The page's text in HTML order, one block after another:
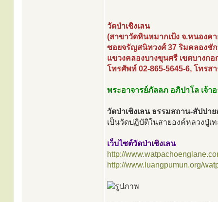
วัดป่าเชิงเลน
(สาขาวัดหินหมากเป้ง จ.หนองคา
ซอยจรัญสนิทวงศ์ 37 ริมคลองชั
แขวงคลองบางขุนศรี เขตบางกอ
โทรศัพท์ 02-865-5645-6, โทรสา
พระอาจารย์ภัลลภ อภิปาโล เจ้า
วัดป่าเชิงเลน ธรรมสถาน-สัปปา
เป็นวัดปฏิบัติในสายองค์หลวงปู่เ
เว็บไซต์วัดป่าเชิงเลน
http://
http://www.luangpumun.org/